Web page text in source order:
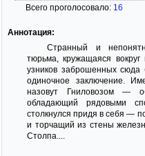
Всего проголосовало: 16
Аннотация:
Странный и
тюрьма, кружащаяся вокруг
узников заброшенных сюда
одиночное заключение.
назовут Гниловозом —
обладающий рядовыми
столкнулся придя в себя —
и торчащий из стены
Столпа....